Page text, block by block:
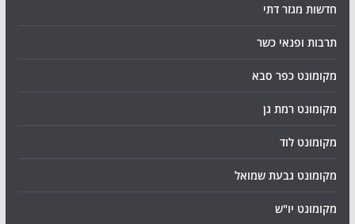
חדשות מגזר דתי
תרבות ופנאי כשר
מקומונט כפר סבא
מקומונט רמת גן
מקומונט לוד
מקומונט גבעת שמואל
מקומונט יו"ש